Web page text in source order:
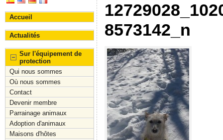
Accueil
Actualités
Sur l'équipement de
protection
Qui nous sommes
Où nous sommes
Contact
Devenir membre
Parrainage animaux
Adoption d'animaux
Maisons d'hôtes
8573142_n